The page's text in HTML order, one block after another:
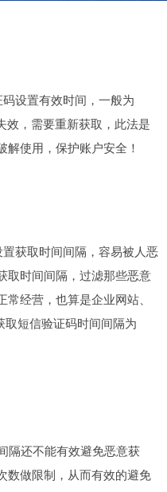
设置有效时间，一般为
效，需要重新获取，此法是
解使用，保护账户安全！
获取时间间隔，容易被人恶
取时间间隔，过滤那些恶意
经营，也算是企业网站、
取短信验证码时间间隔为
隔还不能有效避免恶意获
数做限制，从而有效的避免